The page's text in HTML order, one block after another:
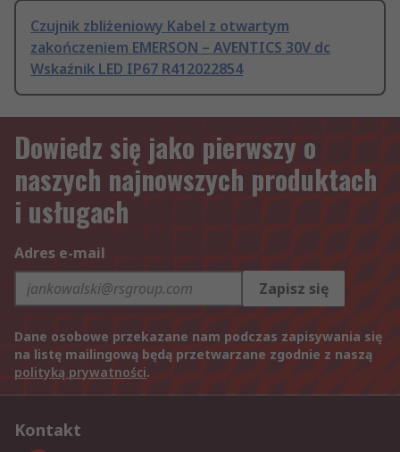
Czujnik zbliżeniowy Kabel z otwartym
zakończeniem EMERSON – AVENTICS 30V dc
Wskaźnik LED IP67 R412022854
Dowiedz się jako pierwszy o
naszych najnowszych produktach
i usługach
Adres e-mail
Zapisz się
Dane osobowe przekazane nam podczas zapisywania się
na listę mailingową będą przetwarzane zgodnie z naszą
polityką prywatności.
Kontakt